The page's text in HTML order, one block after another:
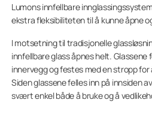
mer bærekraftig bygg?
Balkonginnglassing kan
bidra til å beskytte
Det
kan også bidra til å forbedre
Er Lumons
Lumons innfellbare
ekstra fleksibiliteten til å kunne åpne
I motsetning til tradisjonelle
innfellbare glass åpnes helt. Glassene
innervegg og festes med en stropp
Siden glassene felles inn på innsiden
svært enkel både å bruke og å